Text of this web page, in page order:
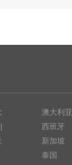
澳大利亚
西班牙
新加坡
泰国